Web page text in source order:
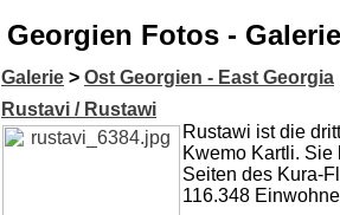
Georgien Fotos -
Galerie > Ost Georgien - East Georgia
Rustavi / Rustawi
Rustawi ist die
Kwemo Kartli.
Seiten des Kura-
116.348